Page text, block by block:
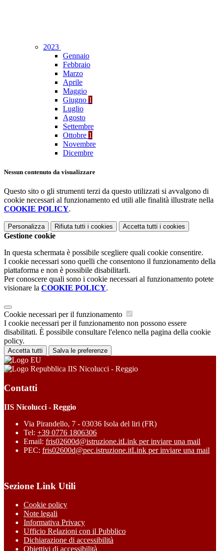
2023
Gennaio
Febbraio
Marzo
Aprile
Maggio
Giugno 1
Luglio
Agosto
Settembre
Ottobre 1
Novembre
Dicembre
Nessun contenuto da visualizzare
Questo sito o gli strumenti terzi da questo utilizzati si avvalgono di
cookie necessari al funzionamento ed utili alle finalità illustrate nella
COOKIE POLICY.
Personalizza Rifiuta tutti i cookies Accetta tutti i cookies
Gestione cookie
In questa schermata è possibile scegliere quali cookie consentire.
I cookie necessari sono quelli che consentono il funzionamento della
piattaforma e non è possibile disabilitarli.
Per conoscere quali sono i cookie necessari al funzionamento potete
visionare la COOKIE POLICY.
Cookie necessari per il funzionamento
I cookie necessari per il funzionamento non possono essere
disabilitati. È possibile consultare l'elenco nella pagina della cookie
policy.
Accetta tutti Salva le preferenze
IIS Nicolucci - Reggio
Contatti
IIS Nicolucci - Reggio
Via Pirandello, 7 - 03036 Isola del liri (FR)
Tel: +39 0776 1806306
Email: fris02600d@istruzione.itLink per inviare una mail
PEC: fris02600d@pec.istruzione.itLink per inviare una mail
Sezione Link Utili
Cookie policy
Note legali
Informativa Privacy
Ufficio Relazioni con il Pubblico
Dichiarazione di accessibilità
Obiettivi di accessibilità